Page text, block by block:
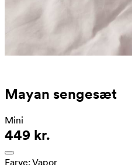
Mayan sengesæt
Mini
449 kr.
Farve:Vapor